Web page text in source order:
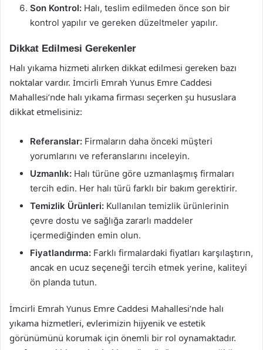
Son Kontrol: Halı, teslim edilmeden önce son bir
kontrol yapılır ve gereken düzeltmeler yapılır.
Dikkat Edilmesi Gerekenler
Halı yıkama hizmeti alırken dikkat edilmesi gereken bazı
noktalar vardır. İmcirli Emrah Yunus Emre Caddesi
Mahallesi’nde halı yıkama firması seçerken şu hususlara
dikkat etmelisiniz:
Referanslar: Firmaların daha önceki müşteri
yorumlarını ve referanslarını inceleyin.
Uzmanlık: Halı türüne göre uzmanlaşmış firmaları
tercih edin. Her halı türü farklı bir bakım gerektirir.
Temizlik Ürünleri: Kullanılan temizlik ürünlerinin
çevre dostu ve sağlığa zararlı maddeler
içermediğinden emin olun.
Fiyatlandırma: Farklı firmalardaki fiyatları karşılaştırın,
ancak en ucuz seçeneği tercih etmek yerine, kaliteyi
ön planda tutun.
İmcirli Emrah Yunus Emre Caddesi Mahallesi’nde halı
yıkama hizmetleri, evlerimizin hijyenik ve estetik
görünümünü korumak için önemli bir rol oynamaktadır.